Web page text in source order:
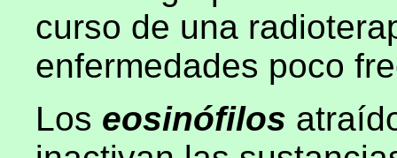
curso de una
enfermedades poco
Los eosinófilos